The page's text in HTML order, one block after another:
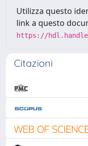
Utilizza questo
link a questo
https://
Citazioni